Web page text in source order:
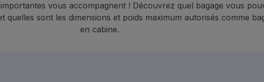
vous accompagnent ! Découvrez quel bagage vous
quelles sont les dimensions et poids maximum autorisés comme
en cabine.